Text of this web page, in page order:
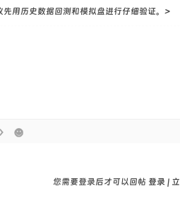
用历史数据回测和模拟盘进行仔细验证。>
您需要登录后才可以回帖 登录 |